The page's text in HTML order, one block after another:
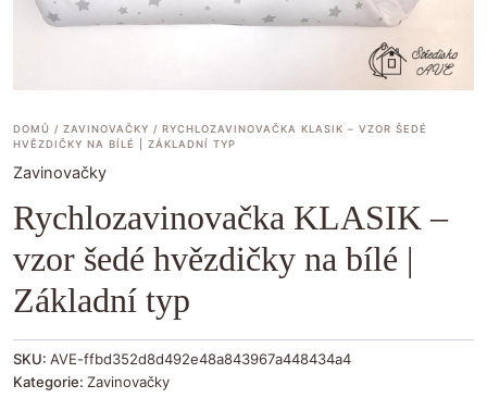
DOMŮ /ZAVINOVAČKY / RYCHLOZAVINOVAČKA KLASIK – VZOR ŠEDÉ
HVĚZDIČKY NA BÍLÉ | ZÁKLADNÍ TYP
Zavinovačky
Rychlozavinovačka KLASIK –
vzor šedé hvězdičky na bílé |
Základní typ
SKU:AVE-ffbd352d8d492e48a843967a448434a4
Kategorie:Zavinovačky